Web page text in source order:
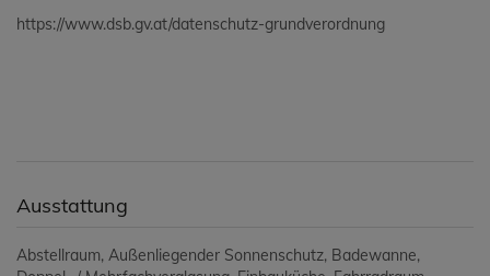
https://www.dsb.gv.at/datenschutz-grundverordnung
Ausstattung
Abstellraum Außenliegender Sonnenschutz Badewanne